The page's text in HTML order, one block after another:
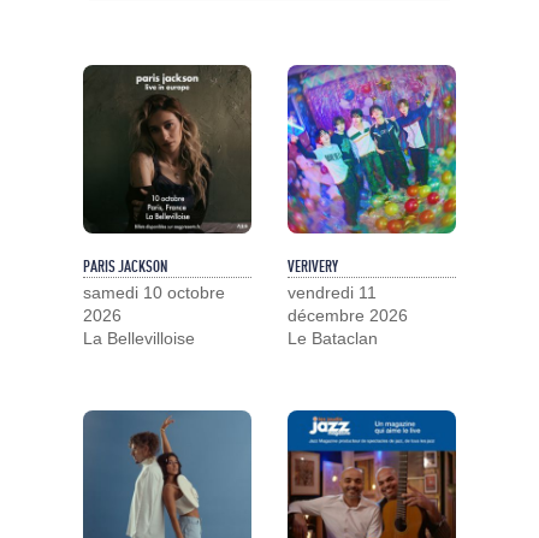
PARIS JACKSON
samedi 10 octobre
2026
La Bellevilloise
VERIVERY
vendredi 11
décembre 2026
Le Bataclan